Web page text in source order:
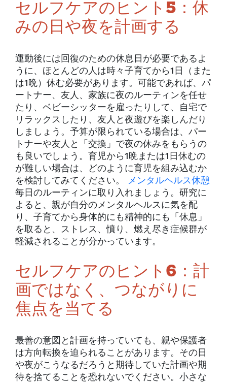
セルフケアのヒント5：休
みの日や夜を計画する
運動後には回復のための休息日が必要であるよ
うに、ほとんどの人は時々子育てから1日（また
は1晩）休む必要があります。可能であれば、パ
ートナー、友人、家族に夜のルーティンを任せ
たり、ベビーシッターを雇ったりして、自宅で
リラックスしたり、友人と夜遊びを楽しんだり
しましょう。予算が限られている場合は、パー
トナーや友人と「交換」で夜の休みをもらうの
も良いでしょう。育児から1晩または1日休むの
が難しい場合は、どのように育児を組み込むか
を検討してみてください。 メンタルヘルス休憩
毎日のルーティンに取り入れましょう。研究に
よると、親が自分のメンタルヘルスに気を配
り、子育てから身体的にも精神的にも「休息」
を取ると、ストレス、憤り、燃え尽き症候群が
軽減されることが分かっています。
セルフケアのヒント6：計
画ではなく、つながりに
焦点を当てる
最善の意図と計画を持っていても、親や保護者
は方向転換を迫られることがあります。その日
や夜がこうなるだろうと期待していた計画や期
待を捨てることを恐れないでください。小さな